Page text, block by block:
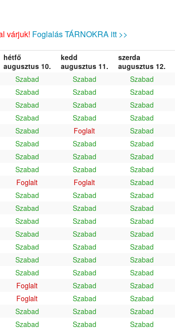
várjuk! Foglalás TÁRNOKRA itt >>
hétfő
augusztus 10.
kedd
augusztus 11.
szerda
augusztus 12.
Szabad Szabad Szabad
Szabad Szabad Szabad
Szabad Szabad Szabad
Szabad Szabad Szabad
Szabad Foglalt Szabad
Szabad Szabad Szabad
Szabad Szabad Szabad
Szabad Szabad Szabad
Foglalt Foglalt Szabad
Szabad Szabad Szabad
Szabad Szabad Szabad
Szabad Szabad Szabad
Szabad Szabad Szabad
Szabad Szabad Szabad
Szabad Szabad Szabad
Szabad Szabad Szabad
Foglalt Szabad Szabad
Foglalt Szabad Szabad
Szabad Szabad Szabad
Szabad Szabad Szabad